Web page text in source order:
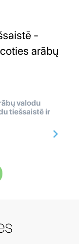
-
arābų
valodu
tiešsaistē ir